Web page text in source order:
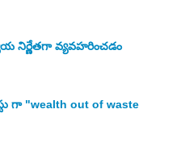
గా "wealth out of waste